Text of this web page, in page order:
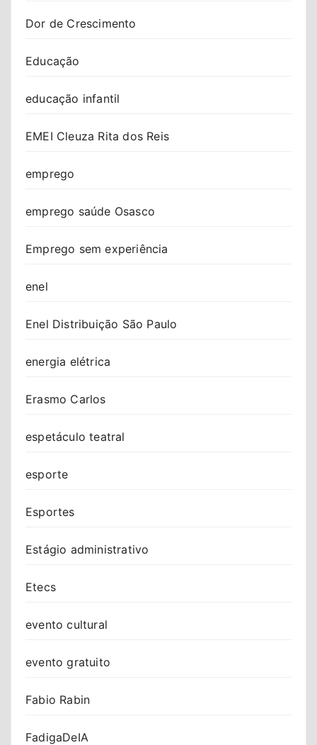
Dor de Crescimento
Educação
educação infantil
EMEI Cleuza Rita dos Reis
emprego
emprego saúde Osasco
Emprego sem experiência
enel
Enel Distribuição São Paulo
energia elétrica
Erasmo Carlos
espetáculo teatral
esporte
Esportes
Estágio administrativo
Etecs
evento cultural
evento gratuito
Fabio Rabin
FadigaDeIA